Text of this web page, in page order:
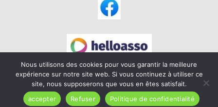
Nous utilisons des cookies pour vous garantir la meilleure
expérience sur notre site web. Si vous continuez à utiliser ce
site, nous supposerons que vous en êtes satisfait.
accepter
Refuser Politique de confidentialité